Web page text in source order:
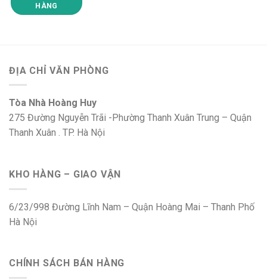
HÀNG
ĐỊA CHỈ VĂN PHÒNG
Tòa Nhà Hoàng Huy
275 Đường Nguyễn Trãi -Phường Thanh Xuân Trung – Quận
Thanh Xuân . TP. Hà Nội
KHO HÀNG – GIAO VẬN
6/23/998 Đường Lĩnh Nam – Quận Hoàng Mai – Thanh Phố
Hà Nội
CHÍNH SÁCH BÁN HÀNG